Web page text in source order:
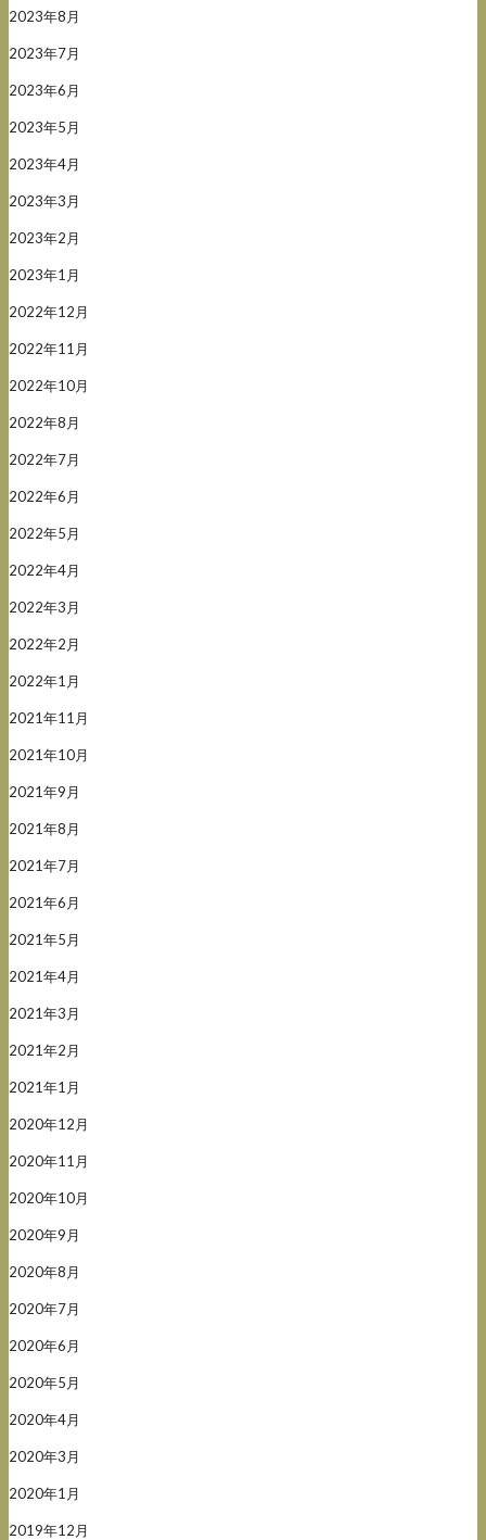
2023年8月
2023年7月
2023年6月
2023年5月
2023年4月
2023年3月
2023年2月
2023年1月
2022年12月
2022年11月
2022年10月
2022年8月
2022年7月
2022年6月
2022年5月
2022年4月
2022年3月
2022年2月
2022年1月
2021年11月
2021年10月
2021年9月
2021年8月
2021年7月
2021年6月
2021年5月
2021年4月
2021年3月
2021年2月
2021年1月
2020年12月
2020年11月
2020年10月
2020年9月
2020年8月
2020年7月
2020年6月
2020年5月
2020年4月
2020年3月
2020年1月
2019年12月